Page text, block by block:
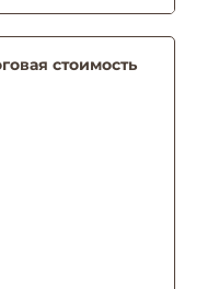
стоимость